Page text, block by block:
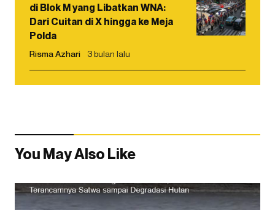
di Blok M yang Libatkan WNA:
Dari Cuitan di X hingga ke Meja
Polda
Risma Azhari 3 bulan lalu
You May Also Like